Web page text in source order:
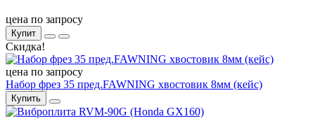
цена по запросу
Купит
Скидка!
цена по запросу
Набор фрез 35 пред.FAWNING хвостовик 8мм (кейс)
Купить